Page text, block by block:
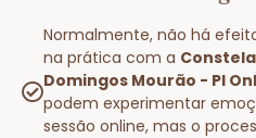
Normalmente, não há
na prática com a
Domingos Mourão - PI
podem experimentar
sessão online, mas o